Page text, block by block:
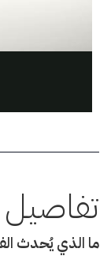
تفاصيل
ما الذي يُحدث